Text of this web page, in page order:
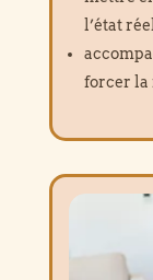
l’état
forcer la